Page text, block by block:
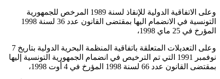
وعلى الاتفاقية الدولية للإنقاذ لسنة 1989 المرخص للجمهورية
التونسية في الانضمام اليها بمقتضى القانون عدد 36 لسنة 1998
المؤرخ في 25 ماي 1998،
وعلى التعديلات المتعلقة باتفاقية المنظمة البحرية الدولية بتاريخ 7
نوفمبر 1991 التي تم الترخيص في انضمام الجمهورية التونسية إليها
بمقتضى القانون عدد 66 لسنة 1998 المؤرخ في 4 أوت 1998،